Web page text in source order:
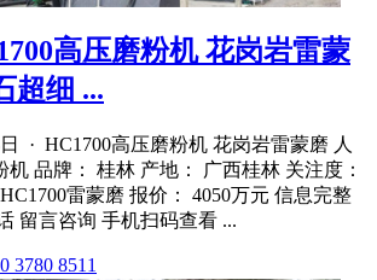
高压磨粉机 花岗岩雷蒙
超细 ...
· HC1700高压磨粉机 花岗岩雷蒙磨 人
机 品牌： 桂林 产地： 广西桂林 关注度：
雷蒙磨 报价： 4050万元 信息完整
留言咨询 手机扫码查看 ...
3780 8511